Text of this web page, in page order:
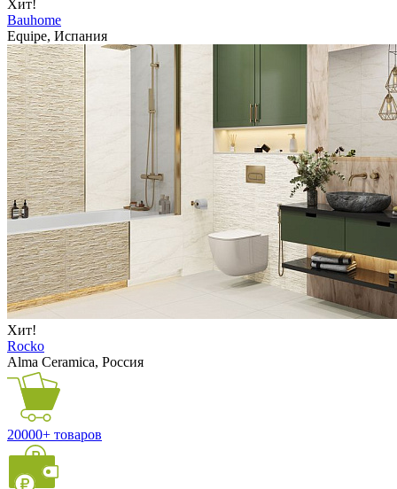
Хит!
Bauhome
Equipe, Испания
Хит!
Rocko
Alma Ceramica, Россия
20000+ товаров